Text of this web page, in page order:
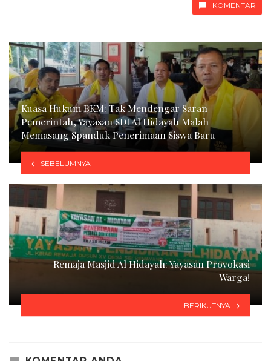
KOMENTAR
Kuasa Hukum BKM: Tak Mendengar Saran
Pemerintah, Yayasan SDI Al Hidayah Malah
Memasang Spanduk Penerimaan Siswa Baru
SEBELUMNYA
Remaja Masjid Al Hidayah: Yayasan Provokasi
Warga!
BERIKUTNYA